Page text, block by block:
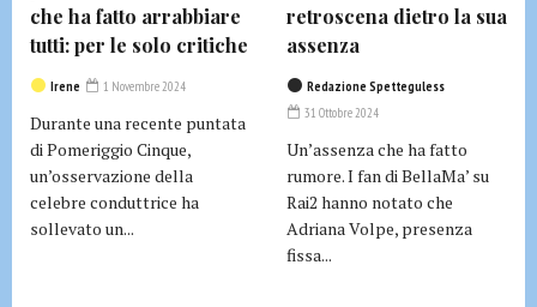
che ha fatto arrabbiare
tutti: per le solo critiche
Irene 1 Novembre 2024
Durante una recente puntata
di Pomeriggio Cinque,
un’osservazione della
celebre conduttrice ha
sollevato un...
retroscena dietro la sua
assenza
Redazione Spetteguless
31 Ottobre 2024
Un’assenza che ha fatto
rumore. I fan di BellaMa’ su
Rai2 hanno notato che
Adriana Volpe, presenza
fissa...